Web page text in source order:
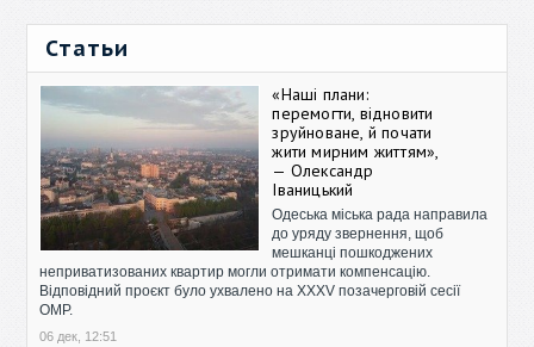
Статьи
«Наші плани:
перемогти, відновити
зруйноване, й почати
жити мирним життям»,
— Олександр
Іваницький
Одеська міська рада направила
до уряду звернення, щоб
мешканці пошкоджених
неприватизованих квартир могли отримати компенсацію.
Відповідний проєкт було ухвалено на XXXV позачерговій сесії
ОМР.
06 дек, 12:51